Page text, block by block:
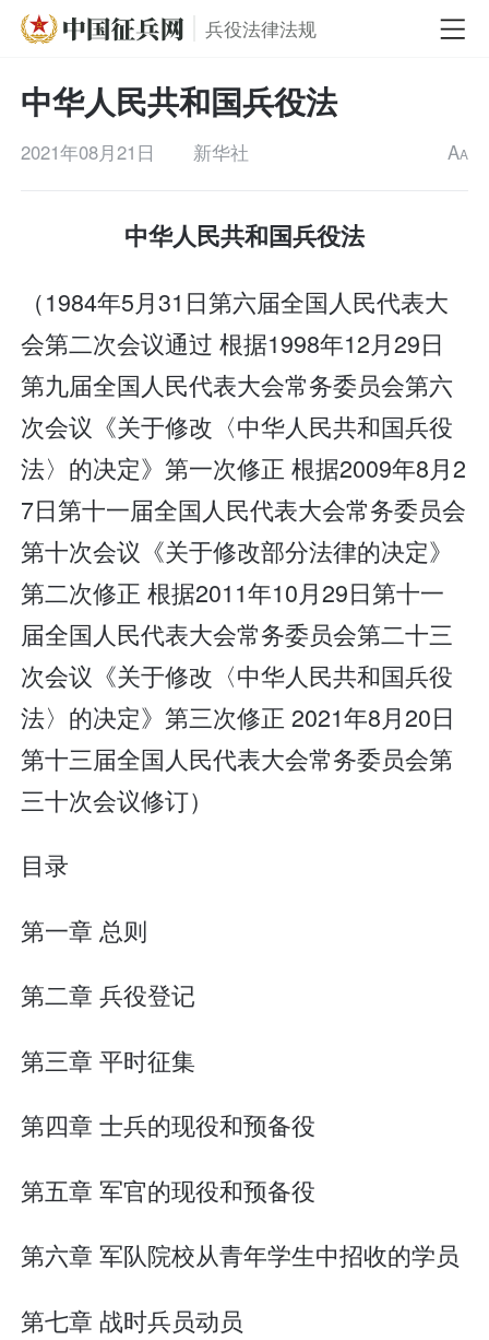
兵役法律法规
中华人民共和国兵役法
2021年08月21日 新华社 AA
中华人民共和国兵役法
（1984年5月31日第六届全国人民代表大
会第二次会议通过 根据1998年12月29日
第九届全国人民代表大会常务委员会第六
次会议《关于修改〈中华人民共和国兵役
法〉的决定》第一次修正 根据2009年8月2
7日第十一届全国人民代表大会常务委员会
第十次会议《关于修改部分法律的决定》
第二次修正 根据2011年10月29日第十一
届全国人民代表大会常务委员会第二十三
次会议《关于修改〈中华人民共和国兵役
法〉的决定》第三次修正 2021年8月20日
第十三届全国人民代表大会常务委员会第
三十次会议修订）
目录
第一章 总则
第二章 兵役登记
第三章 平时征集
第四章 士兵的现役和预备役
第五章 军官的现役和预备役
第六章 军队院校从青年学生中招收的学员
第七章 战时兵员动员